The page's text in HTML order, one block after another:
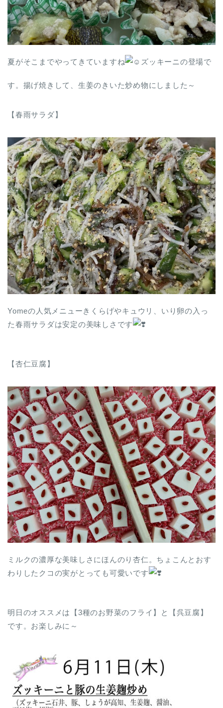
夏がそこまでやってきていますね ズッキーニの登場で
す。揚げ焼きして、生姜のきいた炒め物にしました～
【春雨サラダ】
Yomeの人気メニューきくらげやキュウリ、いり卵の入っ
た春雨サラダは安定の美味しさです
【杏仁豆腐】
ミルクの濃厚な美味しさにほんのり杏仁。ちょこんとおす
わりしたクコの実がとっても可愛いです
明日のオススメは【3種のお野菜のフライ】と【呉豆腐】
です。お楽しみに～